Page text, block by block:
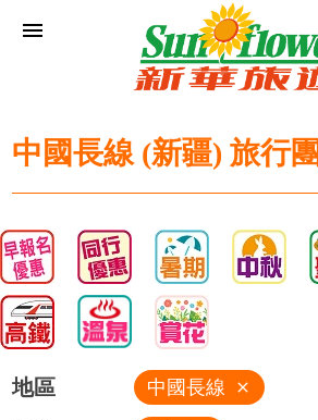
menu
中國長線 (新疆) 旅行團
地區 中國長線 close